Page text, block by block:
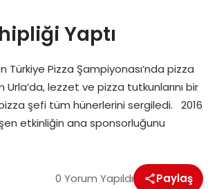
Yaptı
Pizza Şampiyonası’nda pizza
lezzet ve pizza tutkunlarını bir
şefi tüm hünerlerini sergiledi. 2016
etkinliğin ana sponsorluğunu
0 Yorum Yapıldı Paylaş